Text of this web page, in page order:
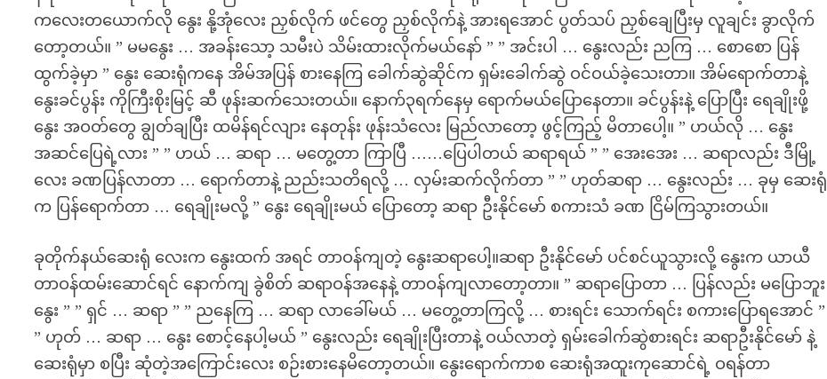
ကလေးတယောက်လို နွေး နို့အုံလေး ညှစ်လိုက် ဖင်တွေ ညှစ်လိုက်နဲ့ အားရအောင် ပွတ်သပ် ညှစ်ချေပြီးမှ လူချင်း ခွာလိုက်
တော့တယ်။ ” မမနွေး … အခန်းသော့ သမီးပဲ သိမ်းထားလိုက်မယ်နော် ” ” အင်းပါ … နွေးလည်း ညကြ … စောစော ပြန်
ထွက်ခဲ့မှာ ” နွေး ဆေးရုံကနေ အိမ်အပြန် စားနေကြ ခေါက်ဆွဲဆိုင်က ရှမ်းခေါက်ဆွဲ ဝင်ဝယ်ခဲ့သေးတာ။ အိမ်ရောက်တာနဲ့
နွေးခင်ပွန်း ကိုကြီးစိုးမြင့် ဆီ ဖုန်းဆက်သေးတယ်။ နောက်၃ရက်နေမှ ရောက်မယ်ပြောနေတာ။ ခင်ပွန်းနဲ့ ပြောပြီး ရေချိုးဖို့
နွေး အဝတ်တွေ ချွတ်ချပြီး ထမိန်ရင်လျား နေတုန်း ဖုန်းသံလေး မြည်လာတော့ ဖွင့်ကြည့် မိတာပေါ့။ ” ဟယ်လို … နွေး
အဆင်ပြေရဲ့လား ” ” ဟယ် … ဆရာ … မတွေ့တာ ကြာပြီ ……ပြေပါတယ် ဆရာရယ် ” ” အေးအေး … ဆရာလည်း ဒီမြို့
လေး ခဏပြန်လာတာ … ရောက်တာနဲ့ ညည်းသတိရလို့ … လှမ်းဆက်လိုက်တာ ” ” ဟုတ်ဆရာ … နွေးလည်း … ခုမှ ဆေးရုံ
က ပြန်ရောက်တာ … ရေချိုးမလို့ ” နွေး ရေချိုးမယ် ပြောတော့ ဆရာ ဦးနိုင်မော် စကားသံ ခဏ ငြိမ်ကြသွားတယ်။
ခုတိုက်နယ်ဆေးရုံ လေးက နွေးထက် အရင် တာဝန်ကျတဲ့ နွေးဆရာပေါ့။ဆရာ ဦးနိုင်မော် ပင်စင်ယူသွားလို့ နွေးက ယာယီ
တာဝန်ထမ်းဆောင်ရင် နောက်ကျ ခွဲစိတ် ဆရာဝန်အနေနဲ့ တာဝန်ကျလာတော့တာ။ ” ဆရာပြောတာ … ပြန်လည်း မပြောဘူး
နွေး ” ” ရှင် … ဆရာ ” ” ညနေကြ … ဆရာ လာခေါ်မယ် … မတွေ့တာကြလို့ … စားရင်း သောက်ရင်း စကားပြောရအောင် ”
” ဟုတ် … ဆရာ … နွေး စောင့်နေပါ့မယ် ” နွေးလည်း ရေချိုးပြီးတာနဲ့ ဝယ်လာတဲ့ ရှမ်းခေါက်ဆွဲစားရင်း ဆရာဦးနိုင်မော် နဲ့
ဆေးရုံမှာ စပြီး ဆုံတဲ့အကြောင်းလေး စဉ်းစားနေမိတော့တယ်။ နွေးရောက်ကာစ ဆေးရုံအထူးကုဆောင်ရဲ့ ဝရန်တာ